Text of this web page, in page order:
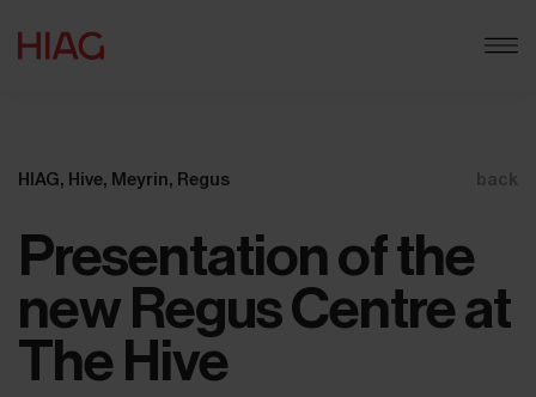
HIAG, Hive, Meyrin, Regus back
Presentation of the
new Regus Centre at
The Hive